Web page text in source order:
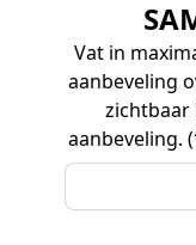
Vat in
aanbeveling
zichtbaar
aanbeveling.